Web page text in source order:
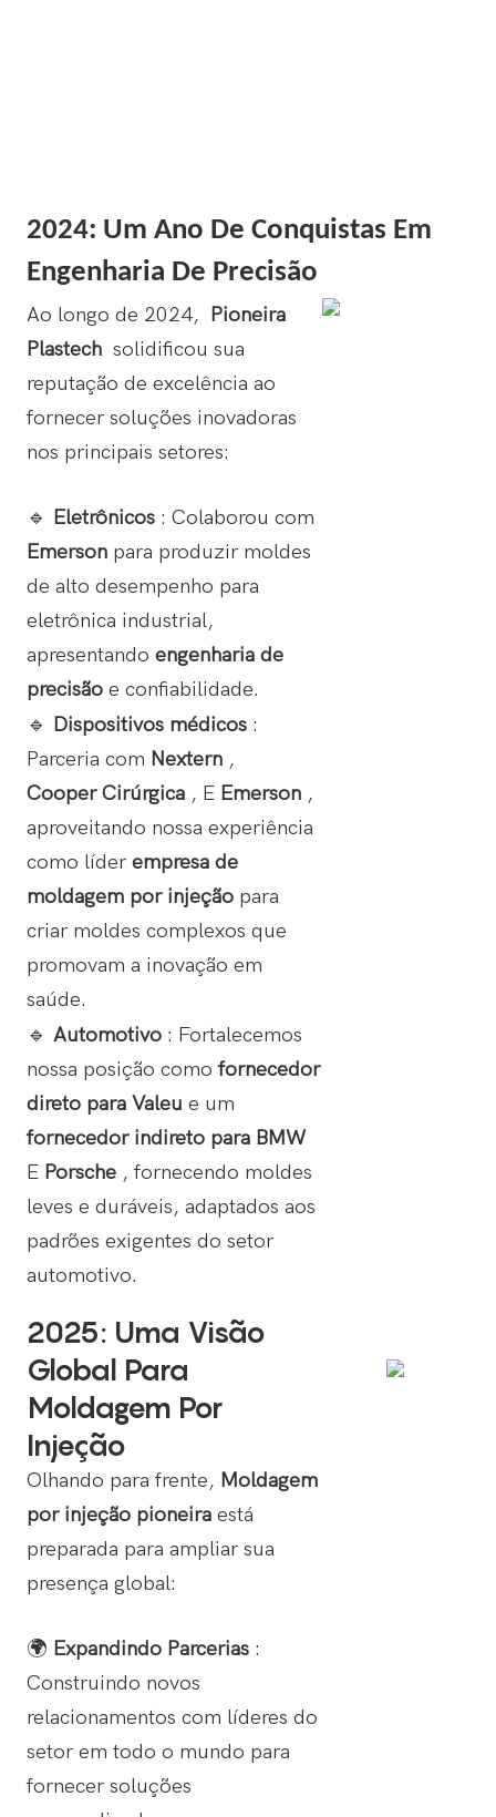
2024: Um Ano De Conquistas Em
Engenharia De Precisão
Ao longo de 2024, Pioneira
Plastech solidificou sua
reputação de excelência ao
fornecer soluções inovadoras
nos principais setores:
🔹 Eletrônicos : Colaborou com
Emersonpara produzir moldes
de alto desempenho para
eletrônica industrial,
apresentando engenharia de
precisão e confiabilidade.
🔹 Dispositivos médicos :
Parceria com Nextern,
Cooper Cirúrgica, E Emerson ,
aproveitando nossa experiência
como líder empresa de
moldagem por injeção para
criar moldes complexos que
promovam a inovação em
saúde.
🔹 Automotivo : Fortalecemos
nossa posição comofornecedor
direto para Valeu e um
fornecedor indireto para BMW
E Porsche , fornecendo moldes
leves e duráveis, adaptados aos
padrões exigentes do setor
automotivo.
2025: Uma Visão
Global Para
Moldagem Por
Injeção
Olhando para frente, Moldagem
por injeção pioneira está
preparada para ampliar sua
presença global:
🌍 Expandindo Parcerias :
Construindo novos
relacionamentos com líderes do
setor em todo o mundo para
fornecer soluções